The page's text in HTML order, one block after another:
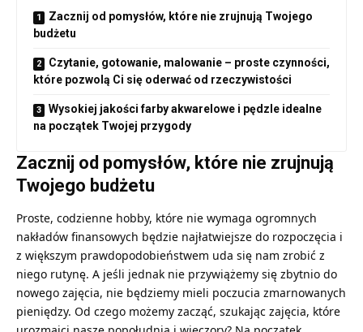
Zacznij od pomysłów, które nie zrujnują Twojego
budżetu
Czytanie, gotowanie, malowanie – proste czynności,
które pozwolą Ci się oderwać od rzeczywistości
Wysokiej jakości farby akwarelowe i pędzle idealne
na początek Twojej przygody
Zacznij od pomysłów, które nie zrujnują
Twojego budżetu
Proste, codzienne hobby, które nie wymaga ogromnych
nakładów finansowych będzie najłatwiejsze do rozpoczęcia i
z większym prawdopodobieństwem uda się nam zrobić z
niego rutynę. A jeśli jednak nie przywiążemy się zbytnio do
nowego zajęcia, nie będziemy mieli poczucia zmarnowanych
pieniędzy. Od czego możemy zacząć, szukając zajęcia, które